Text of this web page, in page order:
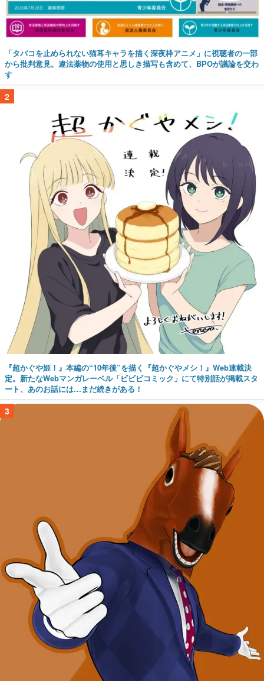
「タバコを止められない猫耳キャラを描く深夜枠アニメ」に視聴者の一部
から批判意見。違法薬物の使用と思しき描写も含めて、BPOが議論を交わ
す
2
『超かぐや姫！』本編の“10年後”を描く『超かぐやメシ！』Web連載決
定。新たなWebマンガレーベル「ビビビコミック」にて特別話が掲載スタ
ート、あのお話には…まだ続きがある！
3